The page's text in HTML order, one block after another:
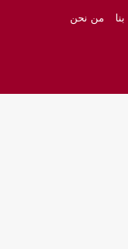
من نحن
نيوز